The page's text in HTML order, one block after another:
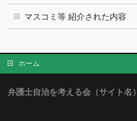
マスコミ等 紹介された内容
ホーム
弁護士自治を考える会（サイト名）